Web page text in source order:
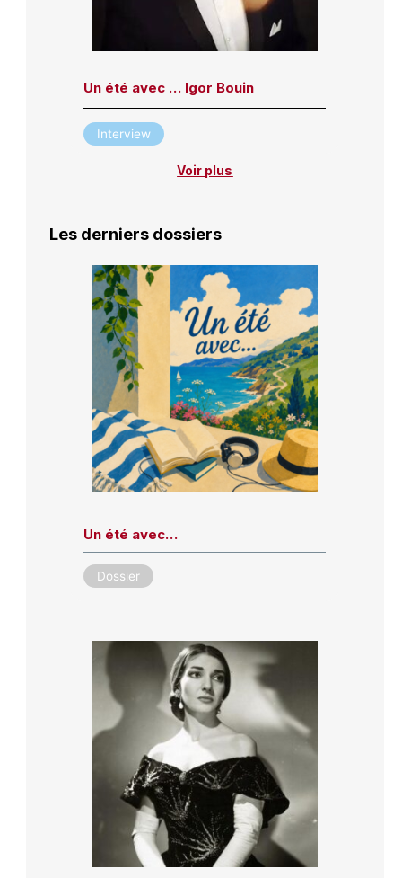
Un été avec … Igor Bouin
Interview
Voir plus
Les derniers dossiers
Un été avec…
Dossier